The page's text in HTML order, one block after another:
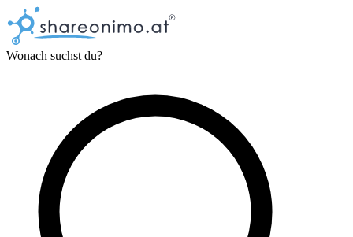
Wonach suchst du?